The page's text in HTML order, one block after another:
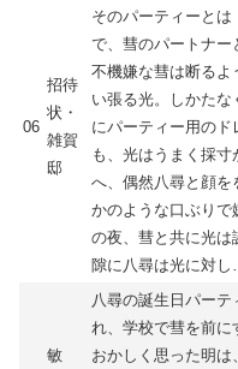
06
招待
状・
雑賀
邸
そのパーティーと
で、彗のパートナー
不機嫌な彗は断るよ
い張る光。しかた
にパーティー用の
も、光はうまく採
へ、偶然八尋と顔を
かのような口ぶりで
の夜、彗と共に光は
隙に八尋は光に対し
敏
八尋の誕生日パーテ
れ、学校で彗を前に
おかしく思った明